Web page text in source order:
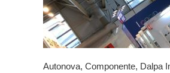
Autonova, Componente, Dalpa